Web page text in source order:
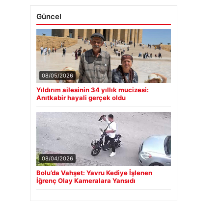
Güncel
08/05/2026
Yıldırım ailesinin 34 yıllık mucizesi:
Anıtkabir hayali gerçek oldu
08/04/2026
Bolu’da Vahşet: Yavru Kediye İşlenen
İğrenç Olay Kameralara Yansıdı